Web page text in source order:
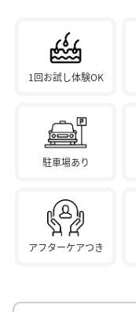
1回お試し体験OK
駐車場あり
アフターケアつき